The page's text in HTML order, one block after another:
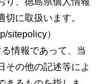
に取扱います。
sitepolicy）
情報であって、当
その他の記述等によ